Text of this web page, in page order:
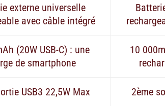
externe universelle
avec câble intégré
(20W USB-C) : une
de smartphone
USB3 22,5W Max
10
2ème